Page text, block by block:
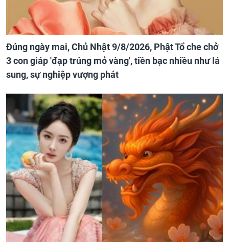
Đúng ngày mai, Chủ Nhật 9/8/2026, Phật Tổ che chở
3 con giáp 'đạp trúng mỏ vàng', tiền bạc nhiều như lá
sung, sự nghiệp vượng phát